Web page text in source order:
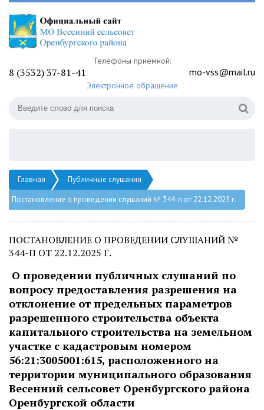
Телефоны приемной:
8 (3532) 37-81-41 mo-vss@mail.ru
Электронное обращение
Главная
Публичные слушания
Постановление о проведении слушаний № 344-п от 22.12.2025 г.
ПОСТАНОВЛЕНИЕ О ПРОВЕДЕНИИ СЛУШАНИЙ №
344-П ОТ 22.12.2025 Г.
О проведении публичных слушаний по
вопросу предоставления разрешения на
отклонение от предельных параметров
разрешенного строительства объекта
капитального строительства на земельном
участке с кадастровым номером
56:21:3005001:615, расположенного на
территории муниципального образования
Весенний сельсовет Оренбургского района
Оренбургской области